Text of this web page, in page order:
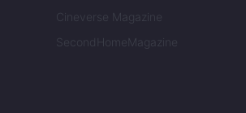
Cineverse Magazine
SecondHomeMagazine